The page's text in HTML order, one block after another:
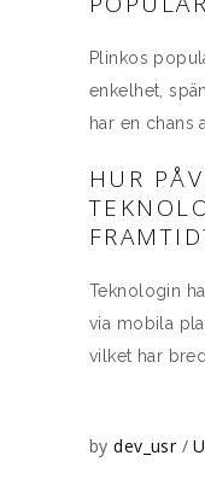
Plinkos
enkelhet,
har en chans
HUR
Teknologin
via mobila
vilket har
bydev_usr